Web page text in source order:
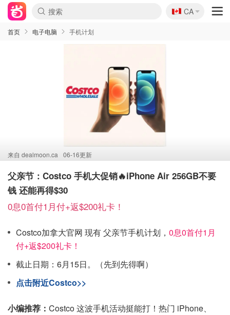
🇨🇦
CA
首页 电子电脑 手机计划
来自 dealmoon.ca 06-16更新
父亲节：Costco 手机大促销🔥iPhone Air 256GB不要
钱 还能再得$30
0息0首付1月付+返$200礼卡！
Costco加拿大官网 现有 父亲节手机计划， 0息0首付1月
付+返$200礼卡！
截止日期：6月15日。（先到先得啊）
点击附近Costco>>
小编推荐： Costco 这波手机活动挺能打！热门 iPhone、